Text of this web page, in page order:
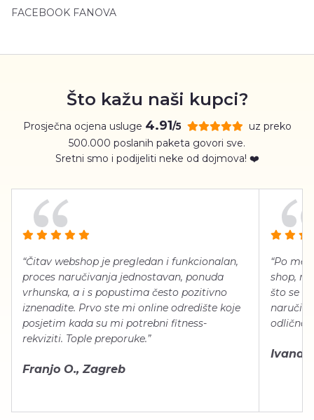
FACEBOOK FANOVA
Što kažu naši kupci?
Prosječna ocjena usluge 4.91/5
uz preko
500.000 poslanih paketa govori sve.
Sretni smo i podijeliti neke od dojmova! ❤️
“Čitav webshop je pregledan i funkcionalan,
proces naručivanja jednostavan, ponuda
vrhunska, a i s popustima često pozitivno
iznenadite. Prvo ste mi online odredište koje
posjetim kada su mi potrebni fitness-
rekviziti. Tople preporuke.”
Franjo O., Zagreb
“Po
shop,
što se
naručiti,
odlično
Ivana